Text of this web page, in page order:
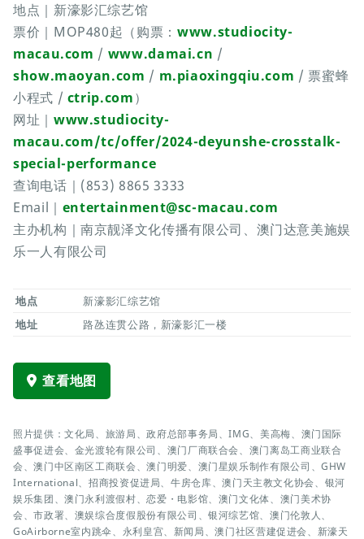
地点｜新濠影汇综艺馆
票价｜MOP480起（购票： www.studiocity-
macau.com / www.damai.cn /
show.maoyan.com / m.piaoxingqiu.com / 票蜜蜂
小程式 / ctrip.com）
网址｜ www.studiocity-
macau.com/tc/offer/2024-deyunshe-crosstalk-
special-performance
查询电话｜(853) 8865 3333
Email｜ entertainment@sc-macau.com
主办机构｜南京靓泽文化传播有限公司、澳门达意美施娱
乐一人有限公司
地点
新濠影汇综艺馆
地址
路氹连贯公路，新濠影汇一楼
查看地图
照片提供：文化局、旅游局、政府总部事务局、IMG、美高梅、澳门国际
盛事促进会、金光渡轮有限公司、澳门厂商联合会、澳门离岛工商业联合
会、澳门中区南区工商联会、澳门明爱、澳门星娱乐制作有限公司、GHW
International、招商投资促进局、牛房仓库、澳门天主教文化协会、银河
娱乐集团、澳门永利渡假村、恋爱・电影馆、澳门文化体、澳门美术协
会、市政署、澳娱综合度假股份有限公司、银河综艺馆、澳门伦敦人、
GoAirborne室内跳伞、永利皇宫、新闻局、澳门社区营建促进会、新濠天